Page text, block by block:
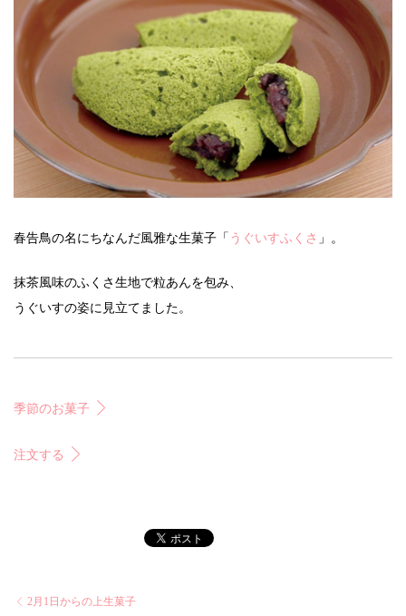
春告鳥の名にちなんだ風雅な生菓子「 うぐいすふくさ 」。
抹茶風味のふくさ生地で粒あんを包み、
うぐいすの姿に見立てました。
季節のお菓子
注文する
2月1日からの上生菓子